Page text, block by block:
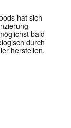
hat sich
bald
durch
herstellen.